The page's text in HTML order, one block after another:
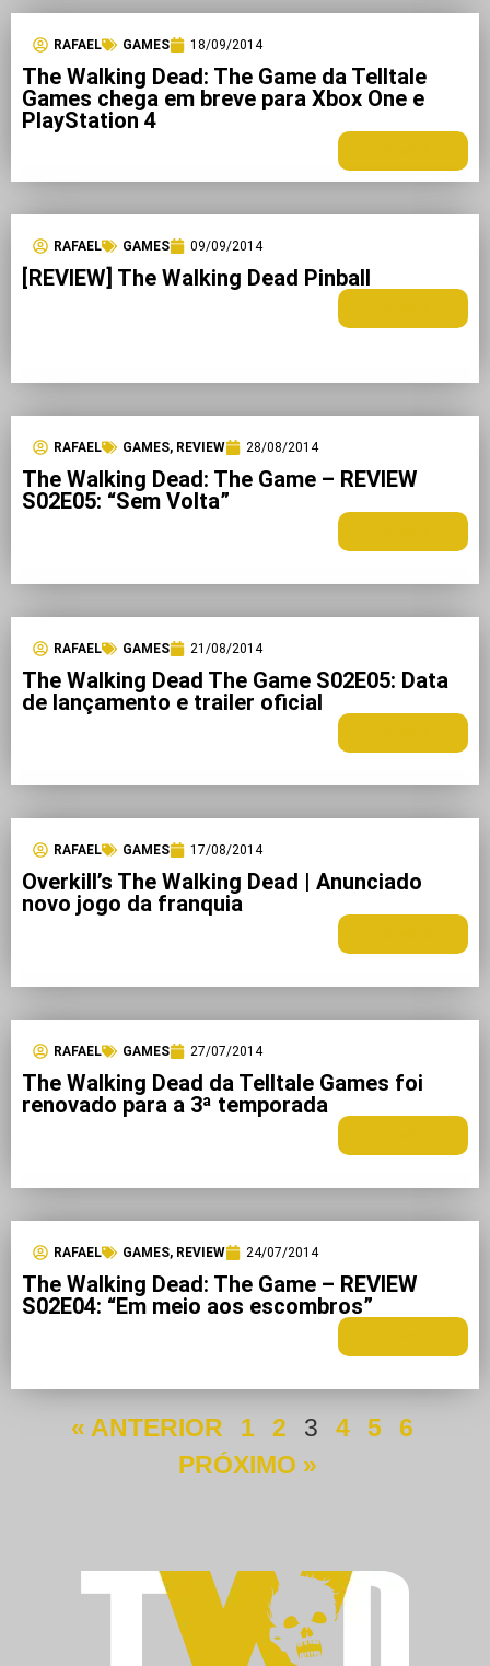
RAFAEL GAMES 18/09/2014
The Walking Dead: The Game da Telltale
Games chega em breve para Xbox One e
PlayStation 4
RAFAEL GAMES 09/09/2014
[REVIEW] The Walking Dead Pinball
RAFAEL GAMES, REVIEW 28/08/2014
The Walking Dead: The Game – REVIEW
S02E05: “Sem Volta”
RAFAEL GAMES 21/08/2014
The Walking Dead The Game S02E05: Data
de lançamento e trailer oficial
RAFAEL GAMES 17/08/2014
Overkill’s The Walking Dead | Anunciado
novo jogo da franquia
RAFAEL GAMES 27/07/2014
The Walking Dead da Telltale Games foi
renovado para a 3ª temporada
RAFAEL GAMES, REVIEW 24/07/2014
The Walking Dead: The Game – REVIEW
S02E04: “Em meio aos escombros”
« ANTERIOR 1 2 3 4 5
6
PRÓXIMO »